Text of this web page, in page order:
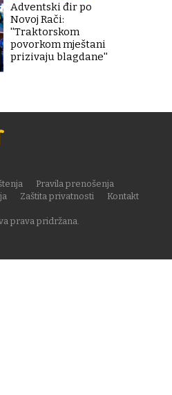
Adventski đir po
Novoj Rači:
''Traktorskom
povorkom mještani
prizivaju blagdane''
prava pridržana.
Pravila prenošenja
Zaštita privatnosti
Kontakt